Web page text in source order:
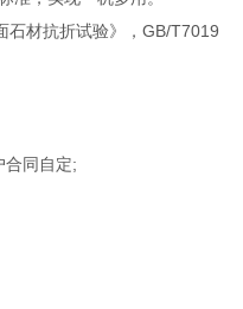
材抗折试验》，GB/T7019
同自定;